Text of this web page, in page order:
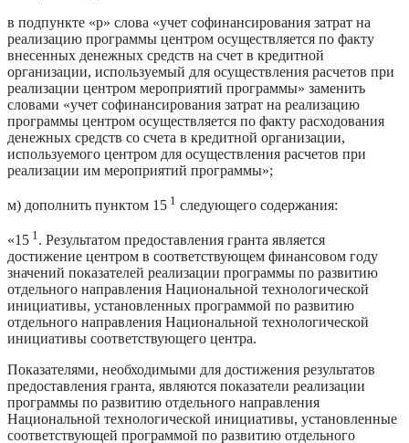
в подпункте «р» слова «учет софинансирования затрат на
реализацию программы центром осуществляется по факту
внесенных денежных средств на счет в кредитной
организации, используемый для осуществления расчетов при
реализации центром мероприятий программы» заменить
словами «учет софинансирования затрат на реализацию
программы центром осуществляется по факту расходования
денежных средств со счета в кредитной организации,
используемого центром для осуществления расчетов при
реализации им мероприятий программы»;
м) дополнить пунктом 15 1 следующего содержания:
«15 1. Результатом предоставления гранта является
достижение центром в соответствующем финансовом году
значений показателей реализации программы по развитию
отдельного направления Национальной технологической
инициативы, установленных программой по развитию
отдельного направления Национальной технологической
инициативы соответствующего центра.
Показателями, необходимыми для достижения результатов
предоставления гранта, являются показатели реализации
программы по развитию отдельного направления
Национальной технологической инициативы, установленные
соответствующей программой по развитию отдельного